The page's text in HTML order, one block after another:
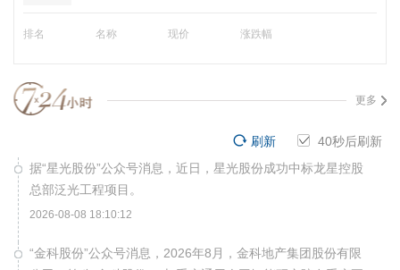
排名 名称 现价 涨跌幅
更多
40秒后刷新
刷新
据“星光股份”公众号消息，近日，星光股份成功中标龙星控股
总部泛光工程项目。
2026-08-08 18:10:12
“金科股份”公众号消息，2026年8月，金科地产集团股份有限